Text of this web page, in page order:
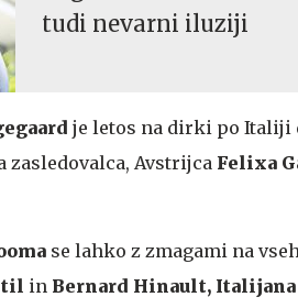
tudi nevarni iluziji
je letos na dirki po Italiji
zasledovalca, Avstrijca Felixa
se lahko z zmagami na
in Bernard Hinault,